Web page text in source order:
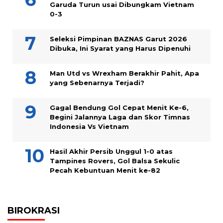
Garuda Turun usai Dibungkam Vietnam
0-3
Seleksi Pimpinan BAZNAS Garut 2026
Dibuka, Ini Syarat yang Harus Dipenuhi
Man Utd vs Wrexham Berakhir Pahit, Apa
yang Sebenarnya Terjadi?
Gagal Bendung Gol Cepat Menit Ke-6,
Begini Jalannya Laga dan Skor Timnas
Indonesia Vs Vietnam
Hasil Akhir Persib Unggul 1-0 atas
Tampines Rovers, Gol Balsa Sekulic
Pecah Kebuntuan Menit ke-82
BIROKRASI